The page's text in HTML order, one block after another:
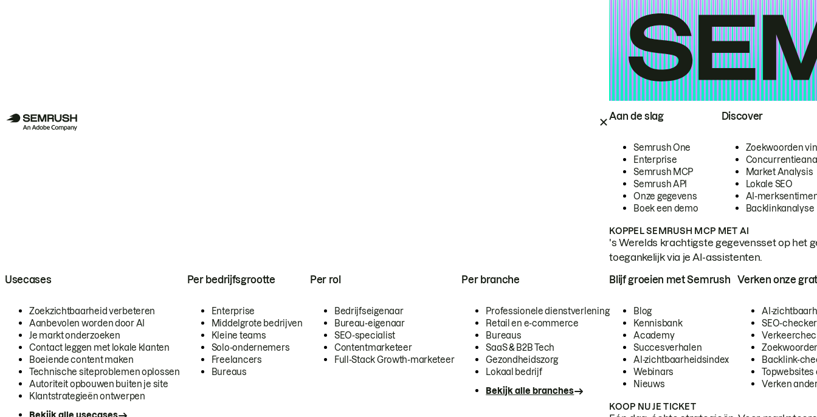
Aan de slag
Semrush One
Enterprise
Semrush MCP
Semrush API
Onze gegevens
Boek een demo
Discover
Zoekwoorden
Market Analysis
Lokale SEO
AI-
Backlinkanalyse
KOPPEL SEMRUSH MCP MET AI
's Werelds krachtigste gegevensset op het
toegankelijk via je AI-assistenten.
Usecases
Zoekzichtbaarheid verbeteren
Aanbevolen worden door AI
Je markt onderzoeken
Contact leggen met lokale klanten
Boeiende content maken
Technische siteproblemen oplossen
Autoriteit opbouwen buiten je site
Klantstrategieën ontwerpen
Per bedrijfsgrootte
Enterprise
Middelgrote bedrijven
Kleine teams
Solo-ondernemers
Freelancers
Bureaus
Per rol
Bedrijfseigenaar
Bureau-eigenaar
SEO-specialist
Contentmarketeer
Full-Stack Growth-marketeer
Per branche
Professionele dienstverlening
Retail en e-commerce
Bureaus
SaaS & B2B Tech
Gezondheidszorg
Lokaal bedrijf
Bekijk alle branches
Blijf groeien met Semrush
Blog
Kennisbank
Academy
Succesverhalen
AI-zichtbaarheidsindex
Webinars
Nieuws
Verken onze
AI-
SEO-checker
Backlink-
Topwebsites
Verken
KOOP NU JE TICKET